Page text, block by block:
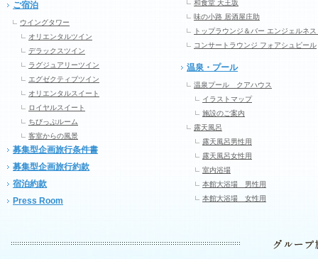
ご宿泊
ウイングタワー
オリエンタルツイン
デラックスツイン
ラグジュアリーツイン
エグゼクティブツイン
オリエンタルスイート
ロイヤルスイート
ちびっぷルーム
客室からの風景
募集型企画旅行条件書
募集型企画旅行約款
宿泊約款
Press Room
和食堂 天王坂
味の小路 居酒屋庄助
トップラウンジ＆バー エンジェルネス
コンサートラウンジ フォアシュピール
温泉・プール
温泉プール クアハウス
イラストマップ
施設のご案内
露天風呂
露天風呂男性用
露天風呂女性用
室内浴場
本館大浴場 男性用
本館大浴場 女性用